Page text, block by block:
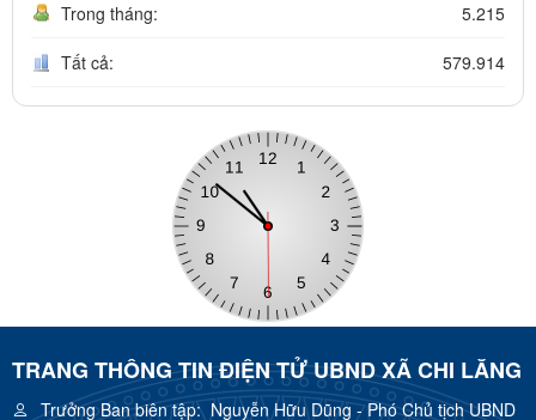
Trong tháng: 5.215
Tất cả: 579.914
TRANG THÔNG TIN ĐIỆN TỬ UBND XÃ CHI LĂNG
Trưởng Ban biên tập:Nguyễn Hữu Dũng - Phó Chủ tịch UBND